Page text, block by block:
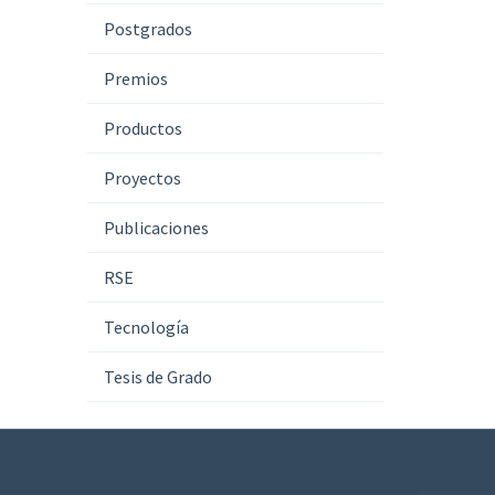
Postgrados
Premios
Productos
Proyectos
Publicaciones
RSE
Tecnología
Tesis de Grado